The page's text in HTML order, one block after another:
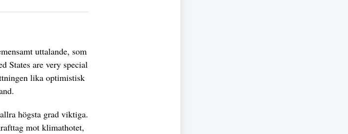
uttalande, som
States are very special
lika optimistisk
högsta grad viktiga.
mot klimathotet,